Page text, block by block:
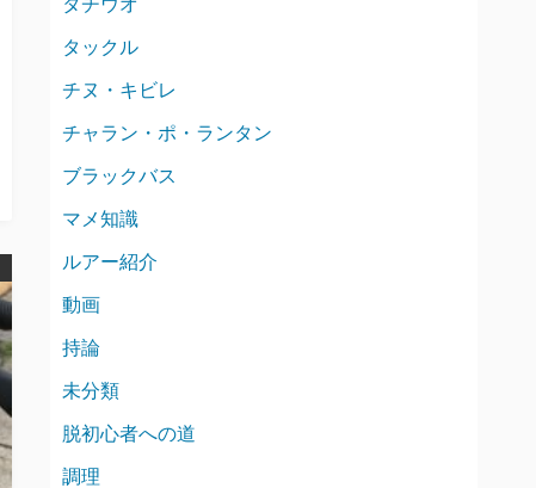
タチウオ
タックル
チヌ・キビレ
チャラン・ポ・ランタン
ブラックバス
マメ知識
ルアー紹介
動画
持論
未分類
脱初心者への道
調理